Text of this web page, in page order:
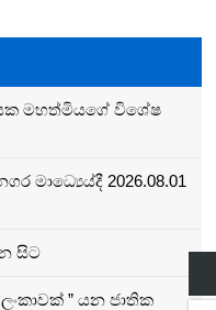
මහත්මියගේ විශේෂ‍
මාධ්‍යෙය්දී 2026.08.01
සිට
” යන ජාතික